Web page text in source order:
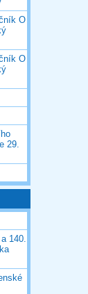
O
O
29.
140.